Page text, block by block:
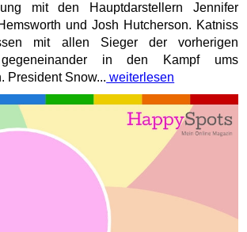
mit den Hauptdarstellern Jennifer
und Josh Hutcherson. Katniss
mit allen Sieger der vorherigen
gegeneinander in den Kampf ums
President Snow... weiterlesen